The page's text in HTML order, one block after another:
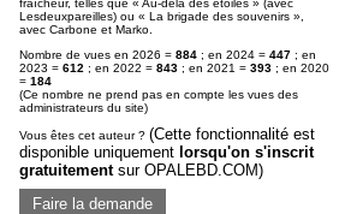
fraîcheur, telles que « Au-delà des étoiles » (avec
Lesdeuxpareilles) ou « La brigade des souvenirs »,
avec Carbone et Marko.
Nombre de vues en 2026 = 884 ; en 2024 = 447 ; en
2023 = 612 ; en 2022 = 843 ; en 2021 = 393 ; en 2020
= 184
(Ce nombre ne prend pas en compte les vues des
administrateurs du site)
Vous êtes cet auteur ? (Cette fonctionnalité est
disponible uniquement lorsqu'on s'inscrit
gratuitementsur OPALEBD.COM)
Faire la demande